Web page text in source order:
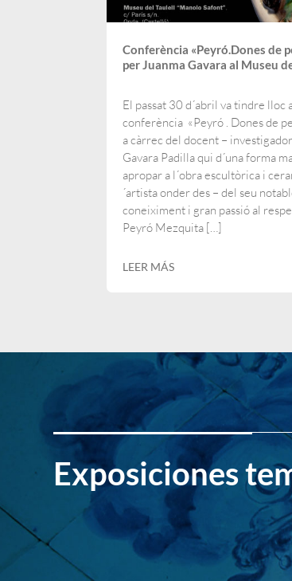
Conferència «Peyró.Dones de
per Juanma Gavara al Museu
El passat 30 d´abril va tindre lloc
conferència «Peyró . Dones de
a càrrec del docent –
Gavara Padilla qui d´una forma
apropar a l´obra escultòrica i
´artista onder des – del seu
coneiximent i gran passió al
Peyró Mezquita […]
LEER MÁS
Exposiciones